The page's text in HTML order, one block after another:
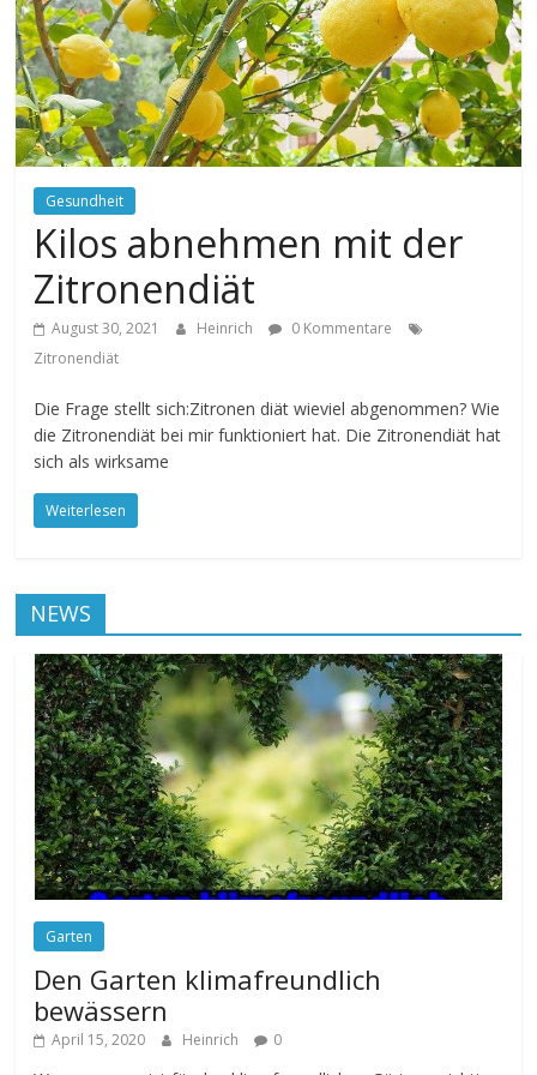
Gesundheit
Kilos abnehmen mit der
Zitronendiät
August 30, 2021 Heinrich
0 Kommentare
Zitronendiät
Die Frage stellt sich:Zitronen diät wieviel abgenommen? Wie
die Zitronendiät bei mir funktioniert hat. Die Zitronendiät hat
sich als wirksame
Weiterlesen
NEWS
Garten
Den Garten klimafreundlich
bewässern
April 15, 2020 Heinrich 0